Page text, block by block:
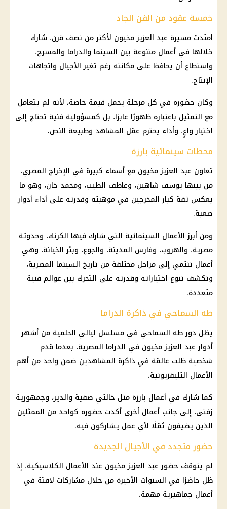
خمسة عقود من الفن الجاد
امتدت مسيرة عبد العزيز مخيون لأكثر من نصف قرن، شارك
خلالها في أعمال متنوعة بين السينما والدراما والمسرح،
واستطاع أن يحافظ على مكانته رغم تغير الأجيال واتجاهات
الإنتاج.
وكان حضوره في كل مرحلة يحمل قيمة خاصة، لأنه لم يتعامل
مع التمثيل باعتباره ظهورًا عابرًا، بل كمسؤولية فنية تحتاج إلى
اختيار واعٍ، وأداء يحترم عقل المشاهد وطبيعة النص.
محطات سينمائية بارزة
تعاون عبد العزيز مخيون مع أسماء كبيرة في الإخراج المصري،
من بينها يوسف شاهين، وعاطف الطيب، ومحمد خان، وهو ما
يعكس ثقة كبار المخرجين في موهبته وقدرته على أداء أدوار
صعبة.
ومن أبرز الأعمال السينمائية التي شارك فيها الكرنك، وحدوتة
مصرية، والهروب، وفارس المدينة، والجوع، وبئر الخيانة، وهي
أعمال تنتمي إلى مراحل مختلفة من تاريخ السينما المصرية،
وتكشف تنوع اختياراته وقدرته على التحرك بين عوالم فنية
متعددة.
طه السماحي في ذاكرة الدراما
يظل دور طه السماحي في مسلسل ليالي الحلمية من أشهر
أدوار عبد العزيز مخيون في الدراما المصرية، بعدما قدم
شخصية ظلت عالقة في ذاكرة المشاهدين ضمن واحد من أهم
الأعمال التليفزيونية.
كما شارك في أعمال بارزة مثل خالتي صفية والدير، وجمهورية
زفتى، إلى جانب أعمال أخرى أكدت حضوره كواحد من الممثلين
الذين يضيفون ثقلًا لأي عمل يشاركون فيه.
حضور متجدد في الأجيال الجديدة
لم يتوقف حضور عبد العزيز مخيون عند الأعمال الكلاسيكية، إذ
ظل حاضرًا في السنوات الأخيرة من خلال مشاركات لافتة في
أعمال جماهيرية مهمة.